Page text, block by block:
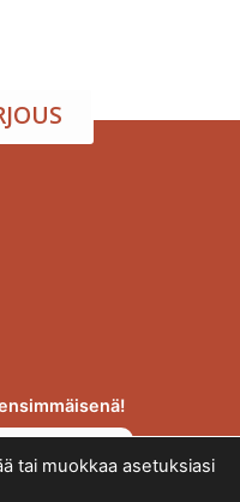
tai muokkaa asetuksiasi